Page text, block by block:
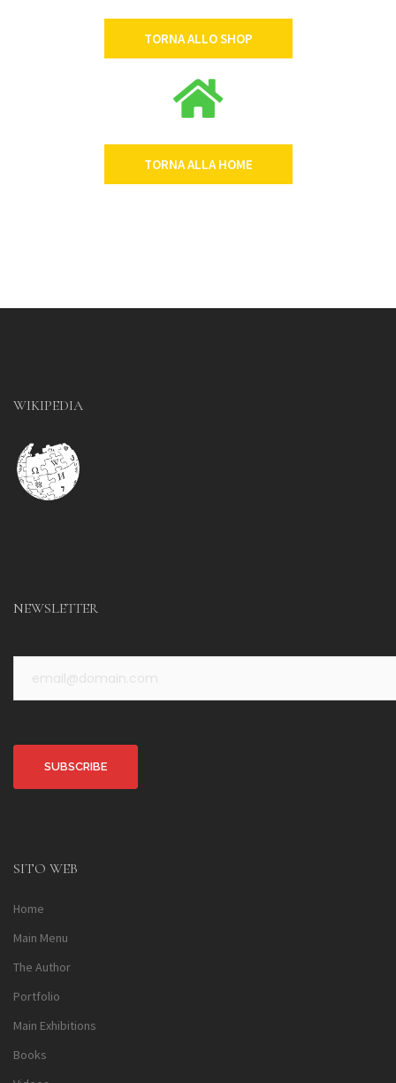
TORNA ALLO SHOP
TORNA ALLA HOME
WIKIPEDIA
NEWSLETTER
SITO WEB
Home
Main Menu
The Author
Portfolio
Main Exhibitions
Books